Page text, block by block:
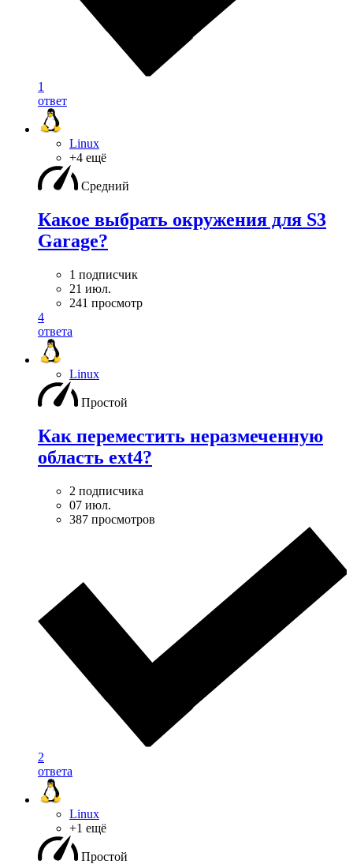
1
ответ
Linux
+4 ещё
Средний
Какое выбрать окружения для S3
Garage?
1 подписчик
21 июл.
241 просмотр
4
ответа
Linux
Простой
Как переместить неразмеченную
область ext4?
2 подписчика
07 июл.
387 просмотров
2
ответа
Linux
+1 ещё
Простой